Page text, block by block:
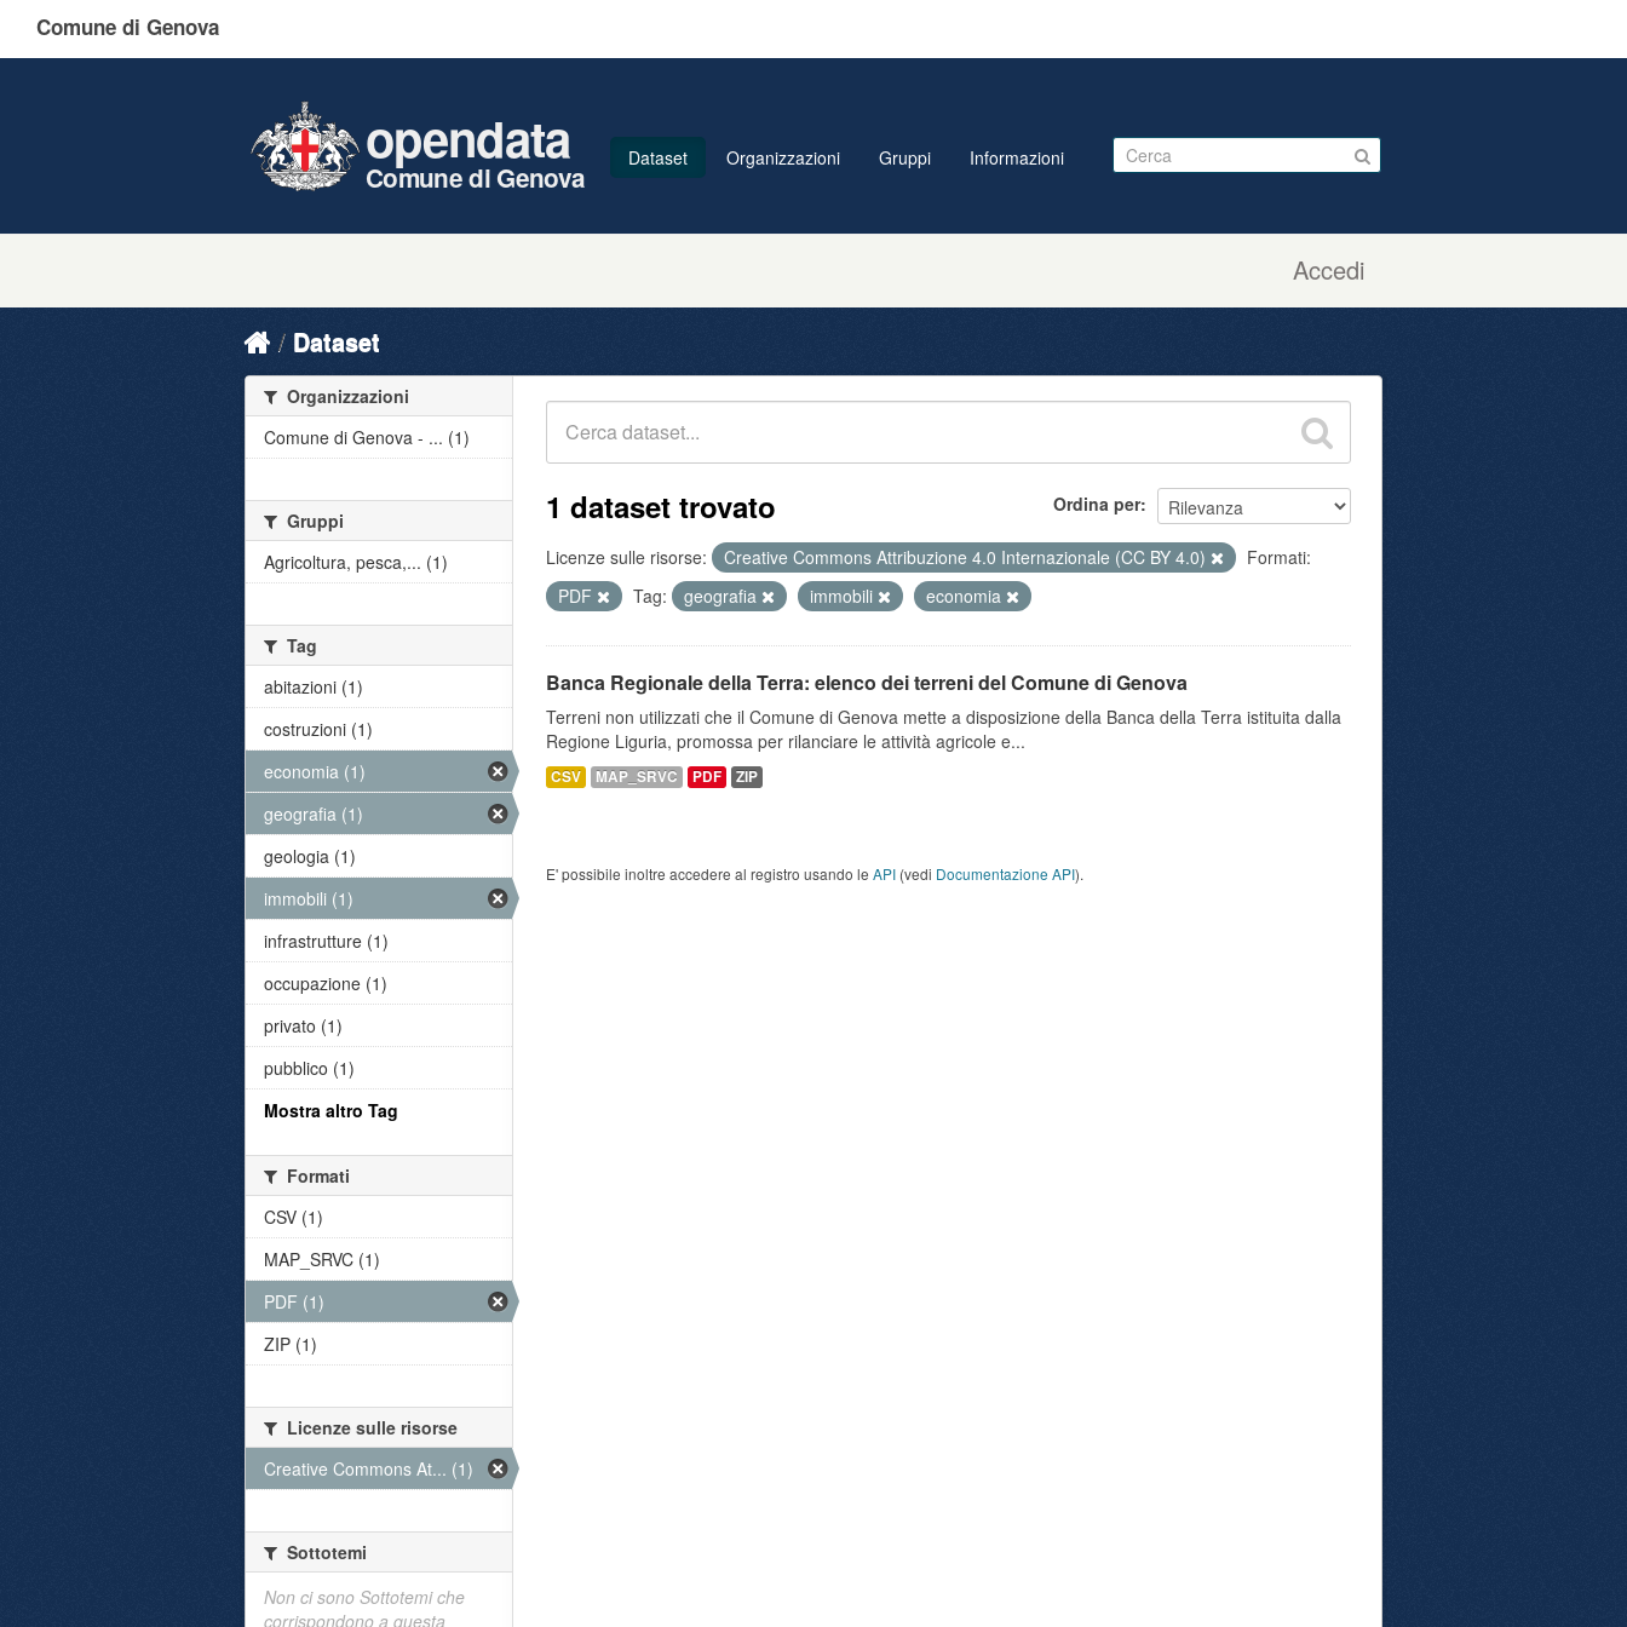
Comune di Genova
Accedi
opendata
Comune di Genova
Dataset Organizzazioni Gruppi Informazioni
Dataset
Ordina per
1 dataset trovato
Licenze sulle risorse: Creative Commons Attribuzione 4.0 Internazionale (CC BY 4.0)
Formati:
PDF
Tag: geografia immobili economia
Banca Regionale della Terra: elenco dei terreni del Comune di Genova
Terreni non utilizzati che il Comune di Genova mette a disposizione della Banca della Terra istituita dalla
Regione Liguria, promossa per rilanciare le attività agricole e...
CSV MAP_SRVC PDF ZIP
E' possibile inoltre accedere al registro usando le API (vedi Documentazione API).
Organizzazioni
Comune di Genova - ... (1)
Gruppi
Agricoltura, pesca,... (1)
Tag
abitazioni (1)
costruzioni (1)
economia (1)
geografia (1)
geologia (1)
immobili (1)
infrastrutture (1)
occupazione (1)
privato (1)
pubblico (1)
Mostra altro Tag
Formati
CSV (1)
MAP_SRVC (1)
PDF (1)
ZIP (1)
Licenze sulle risorse
Creative Commons At... (1)
Sottotemi
Non ci sono Sottotemi che
corrispondono a questa